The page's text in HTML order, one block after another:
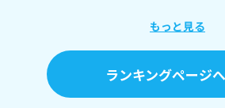
もっと見る
ランキングページへ